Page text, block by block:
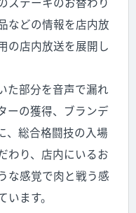
などの情報を店内放
の店内放送を展開し
た部分を音声で漏れ
ーの獲得、ブランデ
、総合格闘技の入場
わり、店内にいるお
な感覚で肉と戦う感
ます。